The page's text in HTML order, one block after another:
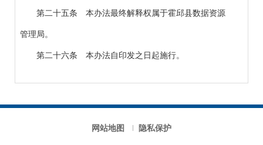
第二十五条 本办法最终解释权属于霍邱县数据资源
管理局。
第二十六条 本办法自印发之日起施行。
网站地图 隐私保护